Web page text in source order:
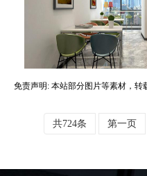
免责声明: 本站部分图片等素材，转
共724条 第一页